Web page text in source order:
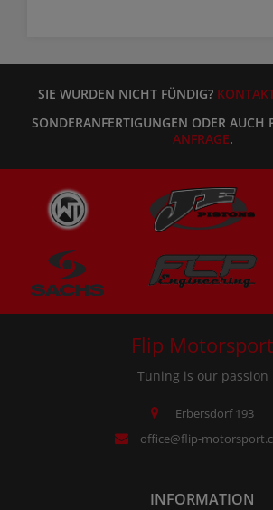
SIE WURDEN NICHT FÜNDIG?
SONDERANFERTIGUNGEN ODER AUCH
ANFRAGE.
Flip Motorsport
Tuning is our passion
Erbersdorf 193
office@flip-
INFORMATION